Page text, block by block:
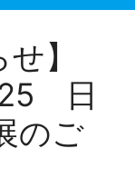
】
日
のご